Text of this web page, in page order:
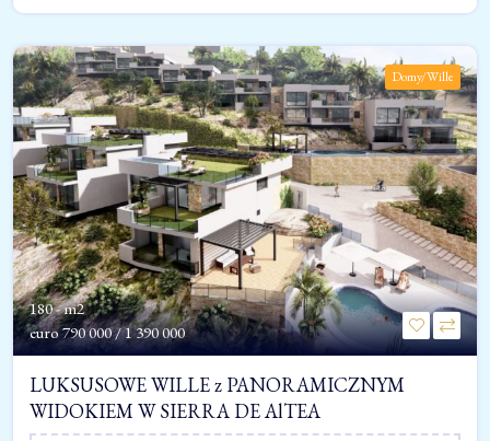
Domy/Wille
180 - m2
euro790 000 / 1 390 000
LUKSUSOWE WILLE z PANORAMICZNYM
WIDOKIEM W SIERRA DE AlTEA